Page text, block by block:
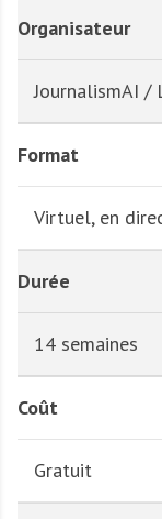
Organisateur
JournalismAI /
Format
Virtuel, en
Durée
14 semaines
Coût
Gratuit